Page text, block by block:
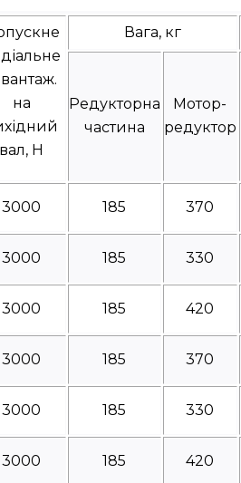
на
вал, Н
Вага, кг
Редукторна
частина
Мотор-
редуктор
3000 185 370
3000 185 330
3000 185 420
3000 185 370
3000 185 330
3000 185 420